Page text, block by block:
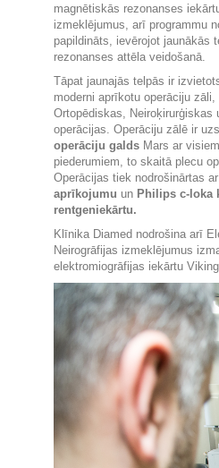
magnētiskās rezonanses
izmeklējumus, arī programmu
papildināts, ievērojot jaunākās
rezonanses attēla veidošanā.
Tāpat jaunajās telpās ir
moderni aprīkotu operāciju
Ortopēdiskas, Neiroķirurģiskas
operācijas. Operāciju zālē ir
operāciju galdsMars ar
piederumiem, to skaitā plecu
Operācijas tiek nodrošinārtas ar
aprīkojumu unPhilips c-loka
rentgeniekārtu.
Klīnika Diamed nodrošina arī
Neirogrāfijas izmeklējumus
elektromiogrāfijas iekārtu